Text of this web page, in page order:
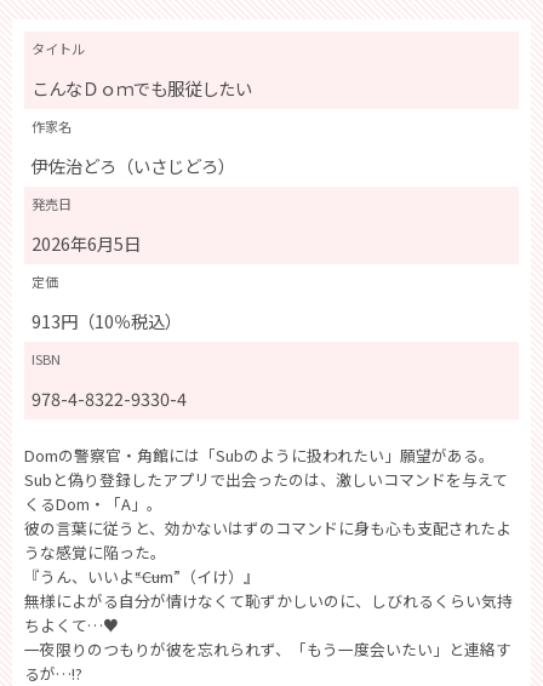
タイトル
こんなＤｏｍでも服従したい
作家名
伊佐治どろ（いさじどろ）
発売日
2026年6月5日
定価
913円（10％税込）
ISBN
978-4-8322-9330-4
Domの警察官・角館には「Subのように扱われたい」願望がある。
Subと偽り登録したアプリで出会ったのは、激しいコマンドを与えて
くるDom・「A」。
彼の言葉に従うと、効かないはずのコマンドに身も心も支配されたよ
うな感覚に陥った。
『うん、いいよ――“Cum”（イけ）』
無様によがる自分が情けなくて恥ずかしいのに、しびれるくらい気持
ちよくて…♥
一夜限りのつもりが彼を忘れられず、「もう一度会いたい」と連絡す
るが…!?